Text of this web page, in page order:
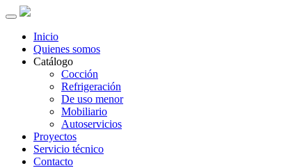
Toggle
navigation
Inicio
Quienes somos
Catálogo
Cocción
Refrigeración
De uso menor
Mobiliario
Autoservicios
Proyectos
Servicio técnico
Contacto